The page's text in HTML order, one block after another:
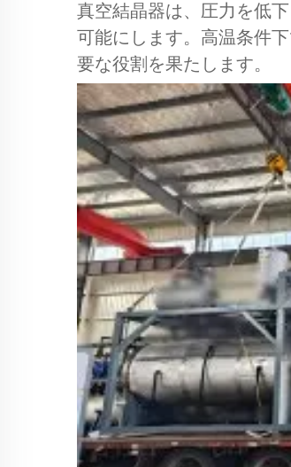
真空結晶器は、圧力を低
可能にします。高温条件
要な役割を果たします。